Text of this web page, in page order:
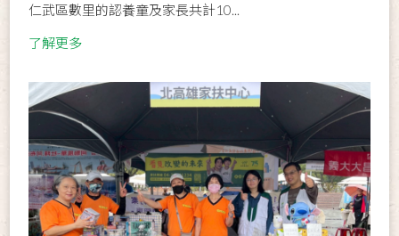
仁武區數里的認養童及家長共計10...
了解更多